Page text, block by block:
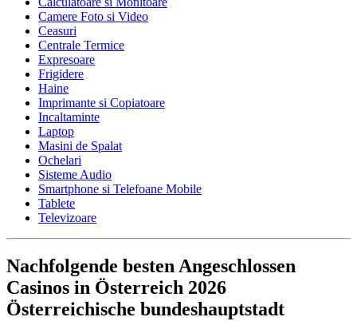
Camere Foto si Video
Ceasuri
Centrale Termice
Expresoare
Frigidere
Haine
Imprimante si Copiatoare
Incaltaminte
Laptop
Masini de Spalat
Ochelari
Sisteme Audio
Smartphone si Telefoane Mobile
Tablete
Televizoare
Nachfolgende besten Angeschlossen
Casinos in Österreich 2026
Österreichische bundeshauptstadt